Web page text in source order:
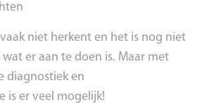
niet herkent en het is nog niet
er aan te doen is. Maar met
diagnostiek en
is er veel mogelijk!